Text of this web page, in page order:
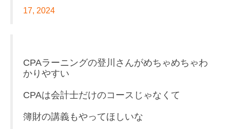
17, 2024
CPAラーニングの登川さんがめちゃめちゃわ
かりやすい
CPAは会計士だけのコースじゃなくて
簿財の講義もやってほしいな